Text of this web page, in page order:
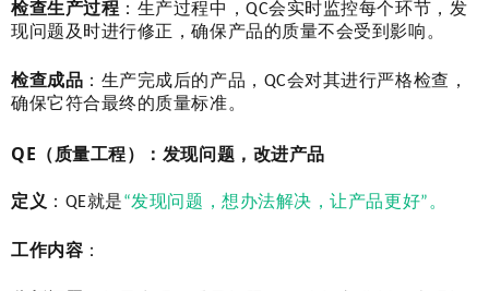
检查生产过程：生产过程中，QC会实时监控每个环节，发
现问题及时进行修正，确保产品的质量不会受到影响。
检查成品 ：生产完成后的产品，QC会对其进行严格检查，
确保它符合最终的质量标准。
QE（质量工程）：发现问题，改进产品
定义 ：QE就是“发现问题，想办法解决，让产品更好”。
工作内容 ：